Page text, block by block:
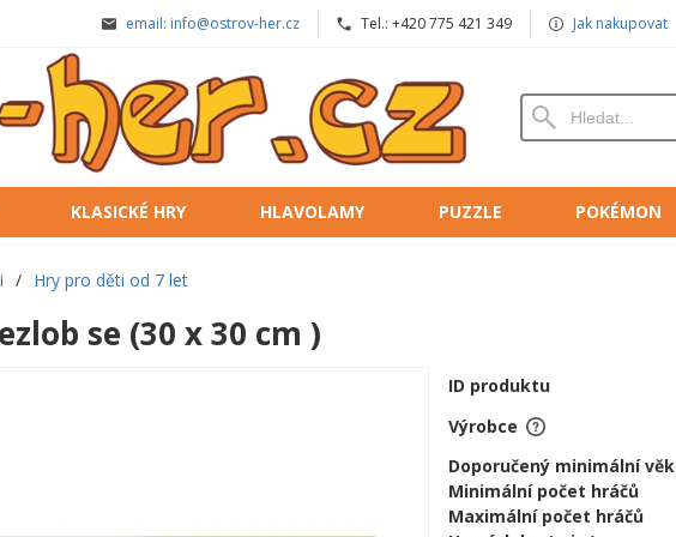
email: info@ostrov-her.cz Tel.: +420 775 421 349 Jak nakupovat
KLASICKÉ HRY HLAVOLAMY PUZZLE POKÉMON
/ Hry pro děti od 7 let
se (30 x 30 cm )
ID produktu
Výrobce
Doporučený minimální věk
Minimální počet hráčů
Maximální počet hráčů